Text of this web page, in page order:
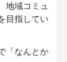
地域コミュ
目指してい
「なんとか